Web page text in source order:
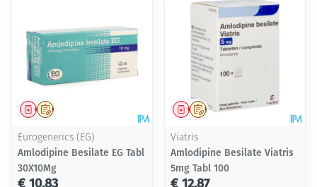
Op voorschrift
Geneesmiddel
Eurogenerics (EG)
Amlodipine Besilate EG Tabl
30X10Mg
€ 10,83
Op voorschrift
Geneesmiddel
Viatris
Amlodipine Besilate Viatris
5mg Tabl 100
€ 12,87